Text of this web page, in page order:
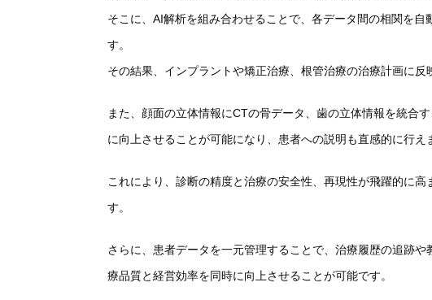
そこに、AI解析を組み合わせることで、 各データ間の相関を自
す。
その結果、インプラントや矯正治療、 根管治療の治療計画に反
また、顔面の立体情報にCTの骨データ、 歯の立体情報を統合す
に向上させることが可能になり
、患者への説明も直感的に行え
これにより、診断の精度と治療の安全性、 再現性が飛躍的に高
す。
さらに、患者データを一元管理することで、 治療履歴の追跡や
療品質と経営効率を同時に向上させることが可能です。